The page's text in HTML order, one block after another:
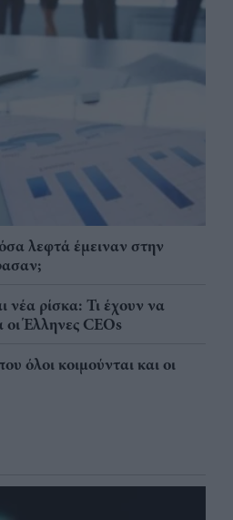
λεφτά έμειναν στην
νέα ρίσκα: Τι έχουν να
οι Έλληνες CEOs
όλοι κοιμούνται και οι